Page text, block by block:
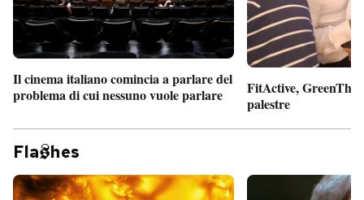
Il cinema italiano comincia a parlare del
problema di cui nessuno vuole parlare
FitActive,
palestre
Fla hes